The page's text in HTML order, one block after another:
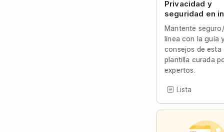
Privacidad y
seguridad en
Mantente
línea con la guía
consejos de esta
plantilla curada
expertos.
Lista